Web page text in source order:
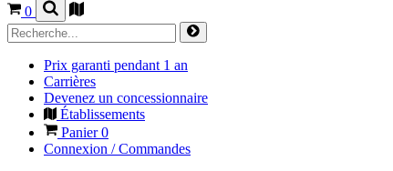
0
Prix garanti pendant 1 an
Carrières
Devenez un concessionnaire
Établissements
Panier0
Connexion / Commandes